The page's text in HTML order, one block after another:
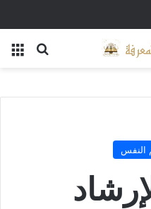
بحث
النفس